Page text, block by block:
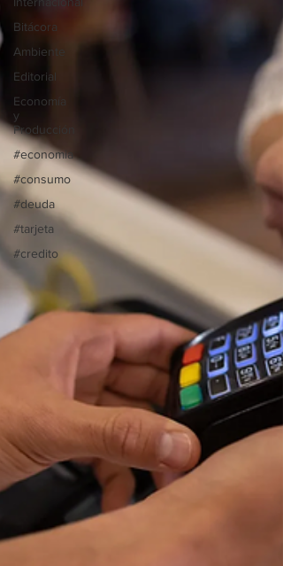
Bitácora
Ambiente
Editorial
Economía
y
Producción
#economia
#consumo
#deuda
#tarjeta
#credito